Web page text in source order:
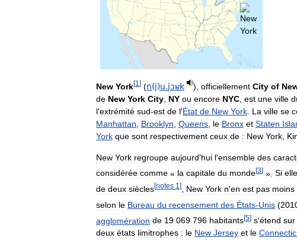
New York[1 ] (n(j)u.jɔʁk ), officiellement City of
de New York City NY ou encore NYC est une ville
l'extrémité sud-est de l'État de New York La ville se
Manhattan
Brooklyn Queens le Bronx et Staten
York que sont respectivement ceux de : New York
New York regroupe aujourd'hui l'ensemble des
considérée comme « la capitale du monde[3] ». Si elle
de deux siècles[notes 1 ] New York n'en est pas moins
selon le Bureau du recensement des États-Unis (
agglomération de 19 069 796 habitants[5] s'étend sur
deux états limitrophes : le New Jersey et le